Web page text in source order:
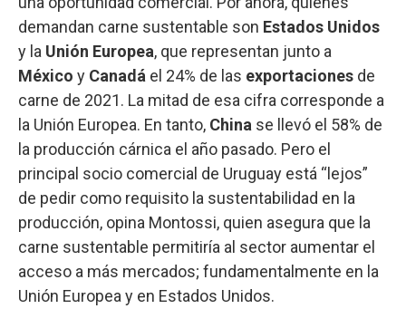
demandan carne sustentable son Estados Unidos
y la Unión Europea, que representan junto a
México y Canadá el 24% de las exportaciones de
carne de 2021. La mitad de esa cifra corresponde a
la Unión Europea. En tanto, China se llevó el 58% de
la producción cárnica el año pasado. Pero el
principal socio comercial de Uruguay está “lejos”
de pedir como requisito la sustentabilidad en la
producción, opina Montossi, quien asegura que la
carne sustentable permitiría al sector aumentar el
acceso a más mercados; fundamentalmente en la
Unión Europea y en Estados Unidos.